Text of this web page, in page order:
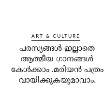
ART & CULTURE
പരസ്യങ്ങൾ ഇല്ലാതെ
ആത്മീയ ഗാനങ്ങൾ
കേൾക്കാം .മരിയൻ പത്രം
വായിക്കുകയുമാവാം.